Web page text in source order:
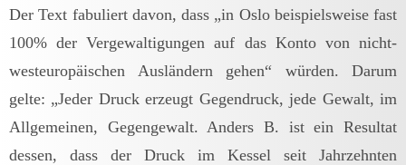
Der Text fabuliert davon, dass „in Oslo beispielsweise fast
100% der Vergewaltigungen auf das Konto von nicht-
westeuropäischen Ausländern gehen“ würden. Darum
gelte: „Jeder Druck erzeugt Gegendruck, jede Gewalt, im
Allgemeinen, Gegengewalt. Anders B. ist ein Resultat
dessen, dass der Druck im Kessel seit Jahrzehnten